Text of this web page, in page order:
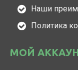
Наши
Политика
МОЙ